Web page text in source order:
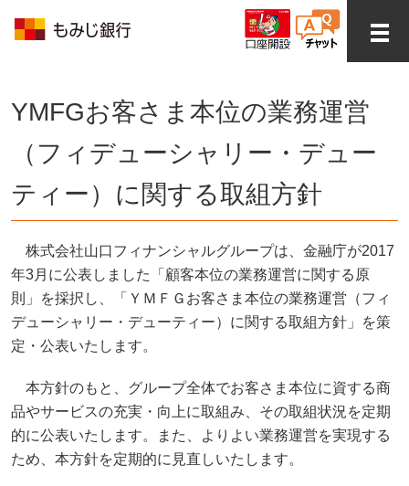
YMFGお客さま本位の業務運営
（フィデューシャリー・デュー
ティー）に関する取組方針
株式会社山口フィナンシャルグループは、金融庁が2017
年3月に公表しました「顧客本位の業務運営に関する原
則」を採択し、「ＹＭＦＧお客さま本位の業務運営（フィ
デューシャリー・デューティー）に関する取組方針」を策
定・公表いたします。
本方針のもと、グループ全体でお客さま本位に資する商
品やサービスの充実・向上に取組み、その取組状況を定期
的に公表いたします。また、よりよい業務運営を実現する
ため、本方針を定期的に見直しいたします。